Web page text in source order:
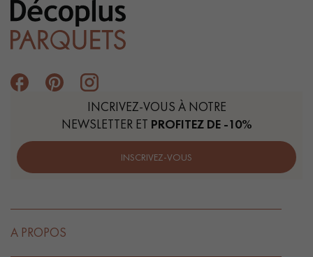
INCRIVEZ-VOUS À NOTRE
NEWSLETTER ET PROFITEZ DE -10%
INSCRIVEZ-VOUS
A PROPOS